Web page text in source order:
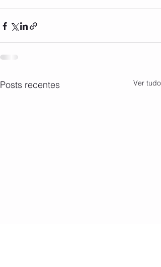
Posts recentes Ver tudo